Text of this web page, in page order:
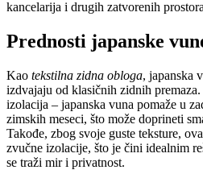
kancelarija i drugih zatvorenih
Prednosti japanske
Kao tekstilna zidna obloga, japanska
izdvajaju od klasičnih zidnih
izolacija – japanska vuna pomaže u
zimskih meseci, što može doprineti
Takođe, zbog svoje guste teksture,
zvučne izolacije, što je čini idealnim
se traži mir i privatnost.